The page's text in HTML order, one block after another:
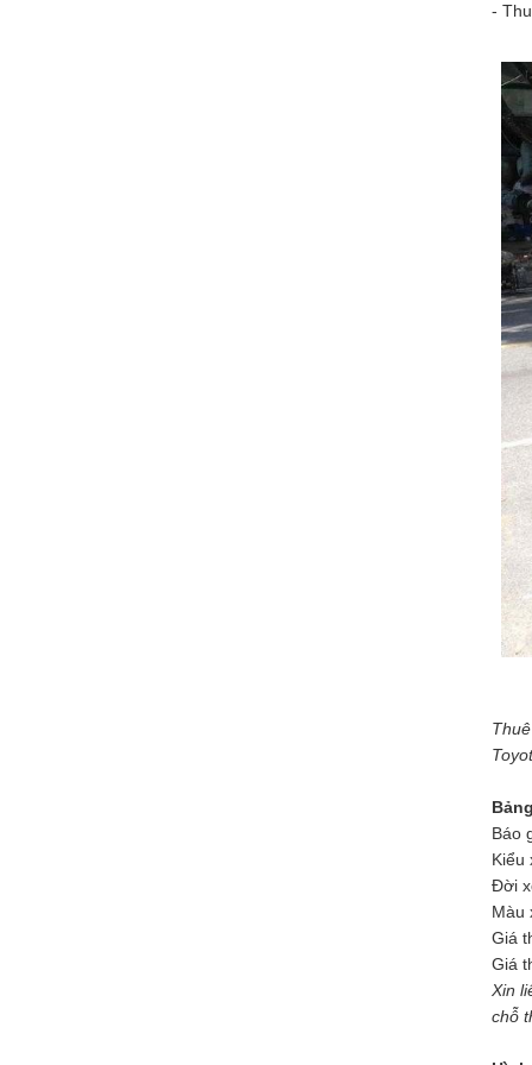
-
Báo
Kiểu
Đời
Màu
Giá
Giá
Xin
chỗ